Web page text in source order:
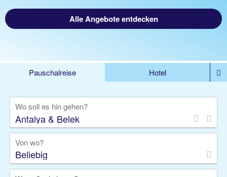
Alle Angebote entdecken
Pauschalreise
Hotel
Rundreise
Kreuzfahrt
Gruppenreise
Camper Privattransfer
Wo soll es hin gehen?
Von wo?
Beliebig